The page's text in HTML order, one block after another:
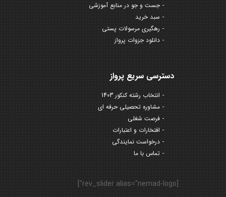
جست و جو در منابع آموزشی
سبد خرید
رهگیری مرسولات پستی
دانلود جزوات پرواز
دسترسی سریع پرواز
انتخاب رشته کنکور 1403
مشاوره تحصیلی حرفه ای
فرصت شغلی
افتخارات و اعتبارات
درخواست نمایندگی
تماس با ما
[rev_slider alias="nemad-logo"]